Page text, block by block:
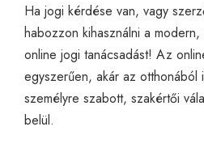
Ha jogi kérdése van, vagy
habozzon kihasználni a
online jogi tanácsadást! Az
egyszerűen, akár az
személyre szabott, szakértői
belül.